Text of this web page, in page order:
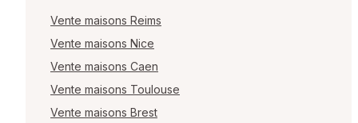
Vente maisons Reims
Vente maisons Nice
Vente maisons Caen
Vente maisons Toulouse
Vente maisons Brest